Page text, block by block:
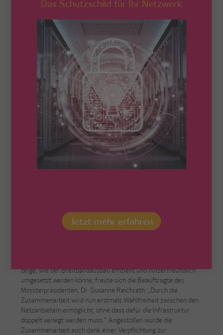
den Angeboten der Deutschen Telekom sowie von VSE NET
und energis Highspeed profitieren. Möglich macht das die
Kooperation der beiden Netzbetreiber über die gegenseitige
Öffnung und Nutzung ihrer Infrastruktur. Diese
Zusammenarbeit im Netzbereich ist die erste ihrer Art im
Saarland und gilt als wichtiger Markstein mit Modellcharakter
auf dem Weg zur Öffnung aller Telekommunikationsnetze für
den Wettbewerb, wie sie die Politik fordert.
Durch den Netzausbau im betreffenden Gebiet sind
Glasfaserleitungen bis in die Verteilerkästen (FTTC) verlegt und
die so genannten Nahbereiche erschlossen. Damit erhalten die
versorgten Haushalte Internetgeschwindigkeiten von bis zu 100
Mbit/s. Wie bei Strom- und Gasnetzen sehen beide
Unternehmen im fairen und diskriminierungsfreien Zugang zur
jeweils anderen Infrastruktur die Zukunft, denn auch der
weitere Glasfaserausbau könne nur gemeinsam gelingen. Die
zeige, wie der Breitbandausbau effizient und nutzerfreundlich
umgesetzt werden könne, freute sich die Beauftragte des
Ministerpräsidenten, Dr. Susanne Reichrath. „Durch die
Zusammenarbeit wird nun erstmals Wahlfreiheit zwischen den
Netzanbietern ermöglicht, ohne dass dafür die Infrastruktur
doppelt verlegt werden muss.“ Angestoßen wurde die
Zusammenarbeit auch dank einer Verpflichtung zur
Das Schutzschild für Ihr Netzwerk
Jetzt mehr erfahren